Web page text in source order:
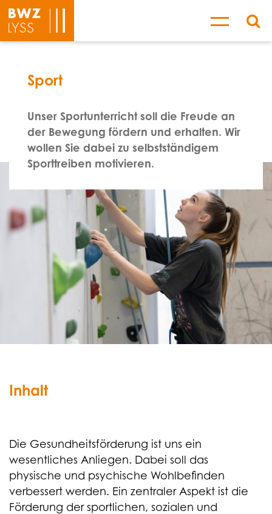
Sport
Unser Sportunterricht soll die Freude an
der Bewegung fördern und erhalten. Wir
wollen Sie dabei zu selbstständigem
Sporttreiben motivieren.
Inhalt
Die Gesundheitsförderung ist uns ein
wesentliches Anliegen. Dabei soll das
physische und psychische Wohlbefinden
verbessert werden. Ein zentraler Aspekt ist die
Förderung der sportlichen, sozialen und